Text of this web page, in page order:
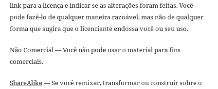
link para a licença e indicar se as alterações foram feitas. Você
pode fazê-lo de qualquer maneira razoável, mas não de qualquer
forma que sugira que o licenciante endossa você ou seu uso.
Não Comercial— Você não pode usar o material para fins
comerciais.
ShareAlike— Se você remixar, transformar ou construir sobre o